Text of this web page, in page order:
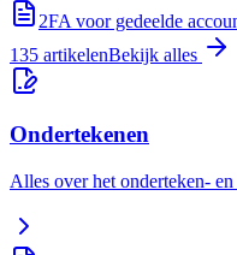
2FA voor gedeelde
135 artikelenBekijk alles
Ondertekenen
Alles over het onderteken-